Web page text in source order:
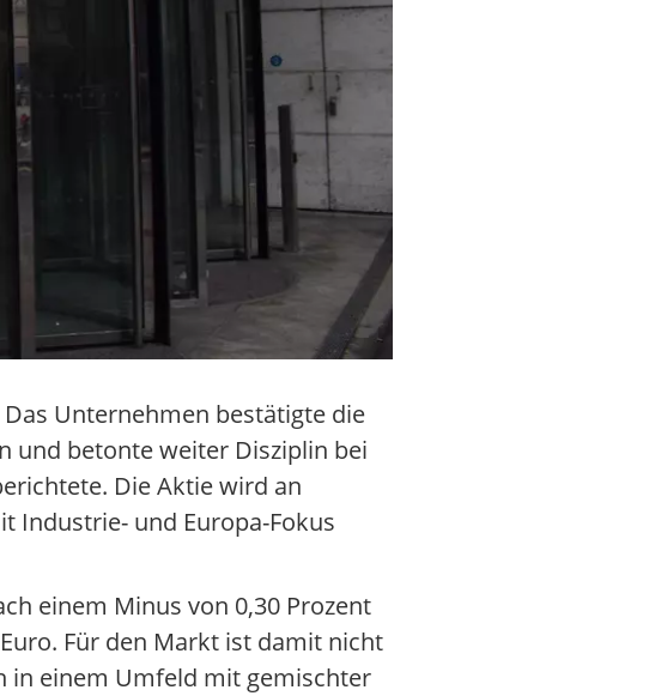
Unternehmen bestätigte die
und betonte weiter Disziplin bei
Die Aktie wird an
Industrie- und Europa-Fokus
einem Minus von 0,30 Prozent
Für den Markt ist damit nicht
in einem Umfeld mit gemischter